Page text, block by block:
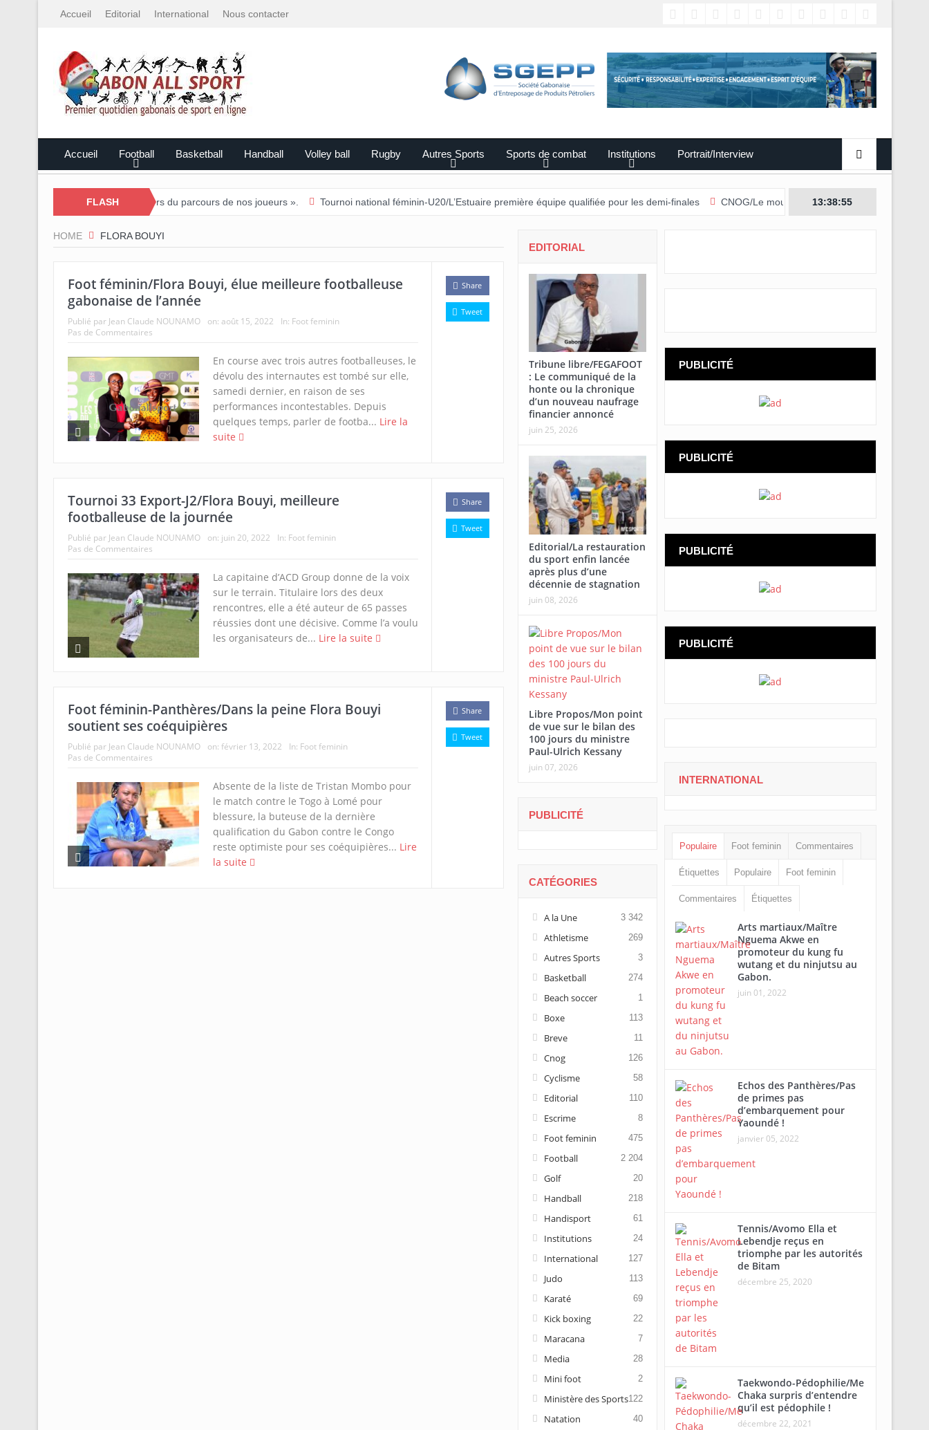
Accueil Editorial International Nous contacter
Accueil Football Basketball Handball Volley ball Rugby Autres Sports Sports de combat Institutions Portrait/Interview
FLASH
: « Nous sommes fiers du parcours de nos joueurs ». Tournoi national féminin-U20/L’Estuaire première équipe qualifiée pour les demi-finales CNOG/Le mouvement sportif s’engage dans le don du
13:38:56
HOME FLORA BOUYI
Foot féminin/Flora Bouyi, élue meilleure footballeuse
gabonaise de l’année
Publié par Jean Claude NOUNAMO on: août 15, 2022 In: Foot feminin
Pas de Commentaires
En course avec trois autres footballeuses, le
dévolu des internautes est tombé sur elle,
samedi dernier, en raison de ses
performances incontestables. Depuis
quelques temps, parler de footba... Lire la
suite
Share
Tweet
Tournoi 33 Export-J2/Flora Bouyi, meilleure
footballeuse de la journée
Publié par Jean Claude NOUNAMO on: juin 20, 2022 In: Foot feminin
Pas de Commentaires
La capitaine d’ACD Group donne de la voix
sur le terrain. Titulaire lors des deux
rencontres, elle a été auteur de 65 passes
réussies dont une décisive. Comme l’a voulu
les organisateurs de... Lire la suite
Share
Tweet
Foot féminin-Panthères/Dans la peine Flora Bouyi
soutient ses coéquipières
Publié par Jean Claude NOUNAMO on: février 13, 2022 In: Foot feminin
Pas de Commentaires
Absente de la liste de Tristan Mombo pour
le match contre le Togo à Lomé pour
blessure, la buteuse de la dernière
qualification du Gabon contre le Congo
reste optimiste pour ses coéquipières... Lire
la suite
Share
Tweet
EDITORIAL
Tribune libre/FEGAFOOT
: Le communiqué de la
honte ou la chronique
d’un nouveau naufrage
financier annoncé
juin 25, 2026
Editorial/La restauration
du sport enfin lancée
après plus d’une
décennie de stagnation
juin 08, 2026
Libre Propos/Mon point
de vue sur le bilan des
100 jours du ministre
Paul-Ulrich Kessany
juin 07, 2026
PUBLICITÉ
CATÉGORIES
A la Une 3 342
Athletisme 269
Autres Sports 3
Basketball 274
Beach soccer 1
Boxe 113
Breve 11
Cnog 126
Cyclisme 58
Editorial 110
Escrime 8
Foot feminin 475
Football 2 204
Golf 20
Handball 218
Handisport 61
Institutions 24
International 127
Judo 113
Karaté 69
Kick boxing 22
Maracana 7
Media 28
Mini foot 2
Ministère des Sports122
Natation 40
PUBLICITÉ
PUBLICITÉ
PUBLICITÉ
PUBLICITÉ
INTERNATIONAL
Populaire Foot feminin Commentaires
Étiquettes Populaire Foot feminin
Commentaires Étiquettes
Arts martiaux/Maître
Nguema Akwe en
promoteur du kung fu
wutang et du ninjutsu au
Gabon.
juin 01, 2022
Echos des Panthères/Pas
de primes pas
d’embarquement pour
Yaoundé !
janvier 05, 2022
Tennis/Avomo Ella et
Lebendje reçus en
triomphe par les autorités
de Bitam
décembre 25, 2020
Taekwondo-Pédophilie/Me
Chaka surpris d’entendre
qu’il est pédophile !
décembre 22, 2021